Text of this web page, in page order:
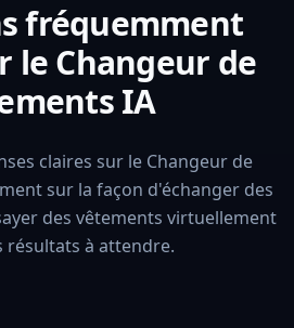
fréquemment
le Changeur de
IA
claires sur le Changeur de
sur la façon d'échanger des
des vêtements virtuellement
résultats à attendre.